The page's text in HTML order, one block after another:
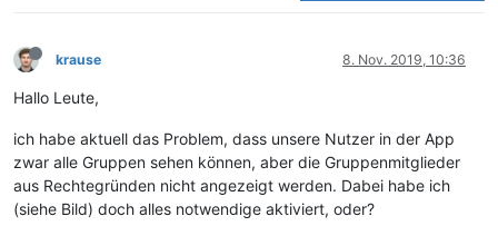
krause 8. Nov. 2019, 10:36
Hallo Leute,
ich habe aktuell das Problem, dass unsere Nutzer in der App
zwar alle Gruppen sehen können, aber die Gruppenmitglieder
aus Rechtegründen nicht angezeigt werden. Dabei habe ich
(siehe Bild) doch alles notwendige aktiviert, oder?